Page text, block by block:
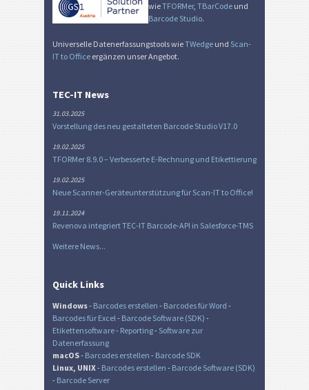
wieTFORMer,TBarCode und
Barcode Studio.
Universelle Datenerfassungstools wieTWedge und Scan-
IT to Office ergänzen unser Angebot.
TEC-IT News
31.03.2025
Vorstellung des neu gestalteten Barcode Studio V17.0
19.02.2025
TFORMer 8.9.0 – Verbesserte E-Rechnung und Etikettierung
19.02.2025
Neue Scanner-Geräteunterstützung für Scan-IT to Office!
19.11.2024
Revenova integriert TEC-IT Barcode-API in Salesforce-TMS
Weitere News...
Quick Links
Windows- Barcodes erstellen - Barcodes für Word -
Barcodes für Excel- Barcode Software (SDK) -
Etikettensoftware- Reporting- Software zur
Datenerfassung
macOS- Barcodes erstellen - Barcode SDK
Linux, UNIX- Barcodes erstellen - Barcode Software (SDK)
- Barcode Server